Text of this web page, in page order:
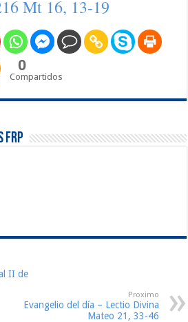
0
Compartidos
II de
Proximo
Evangelio del día – Lectio Divina
Mateo 21, 33-46